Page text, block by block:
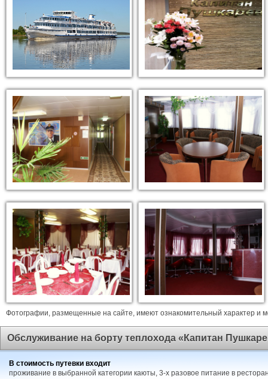
Фотографии, размещенные на сайте, имеют ознакомительный характер и
Обслуживание на борту теплохода «Капитан
В стоимость путевки входит
проживание в выбранной категории каюты, 3-х разовое питание в